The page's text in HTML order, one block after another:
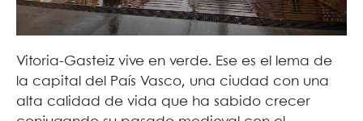
Vitoria-Gasteiz vive en verde. Ese es el lema de
la capital del País Vasco, una ciudad con una
alta calidad de vida que ha sabido crecer